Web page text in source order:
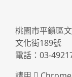
桃園市平鎮區
文化街189號
電話：03-